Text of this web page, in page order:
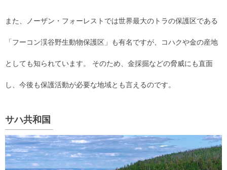
また、ノーザン・フォーレストでは世界最大のトラの保護区である
「フーコン渓谷野生動物保護区」も有名ですが、コハクや金の産地
としても知られています。 そのため、金採掘などの脅威にも直面
し、今後も保護活動が必要な地域とも言えるのです。
サハ共和国